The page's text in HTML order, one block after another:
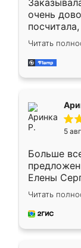
очень
Замерщик
делу со
за день,
Читать
5
Больше
Елены
короткие
для
Читать